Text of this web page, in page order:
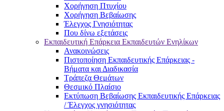
Χορήγηση Πτυχίου
Χορήγηση Βεβαίωσης
Έλεγχος Γνησιότητας
Που δίνω εξετάσεις
Εκπαιδευτική Επάρκεια Εκπαιδευτών Ενηλίκων
Ανακοινώσεις
Πιστοποίηση Εκπαιδευτικής Επάρκειας -
Βήματα και Διαδικασία
Τράπεζα Θεμάτων
Θεσμικό Πλαίσιο
Εκτύπωση Βεβαίωσης Εκπαιδευτικής Επάρκειας
/ Έλεγχος γνησιότητας